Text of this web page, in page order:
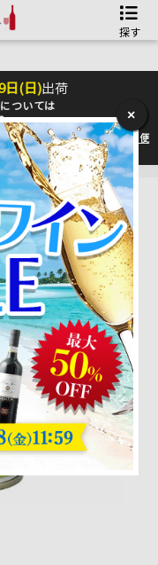
探す
日(日)出荷
ついては
おります。最新情報は佐川急便
。
×